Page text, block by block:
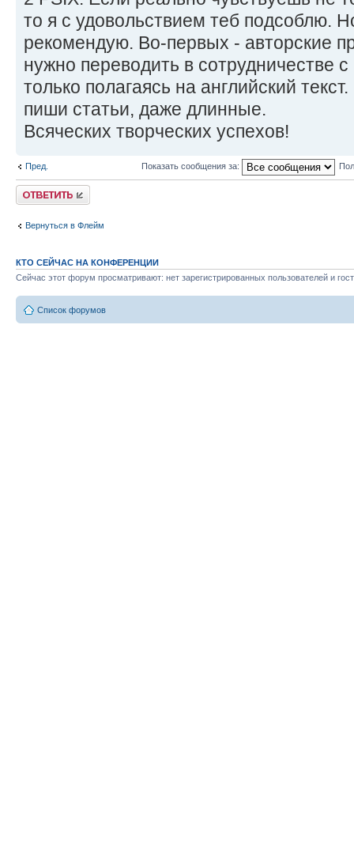
то я с удовольствием теб подсоблю.
рекомендую. Во-первых - авторские
нужно переводить в сотрудничестве
только полагаясь на английский
пиши статьи, даже длинные.
Всяческих творческих успехов!
Пред. Показать сообщения за:
Ответить
Вернуться в Флейм
КТО СЕЙЧАС НА КОНФЕРЕНЦИИ
Сейчас этот форум просматривают: нет зарегистрированных пользователей и
Список форумов